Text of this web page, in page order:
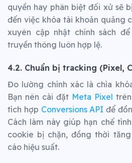
quyền hay phân biệt đối xử sẽ
đến việc khóa tài khoản quảng
xuyên cập nhật chính sách
truyền thông luôn hợp lệ.
4.2. Chuẩn bị tracking (Pixel,
Đo lường chính xác là chìa
Bạn nên cài đặt Meta Pixel
tích hợp Conversions API để
Cách làm này giúp hạn chế
cookie bị chặn, đồng thời
cáo hiệu suất.